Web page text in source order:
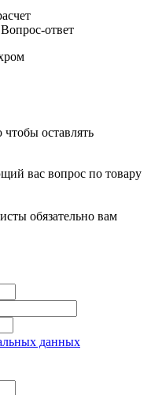
Вопрос-ответ
чтобы оставлять
вас вопрос по товару
обязательно вам
данных